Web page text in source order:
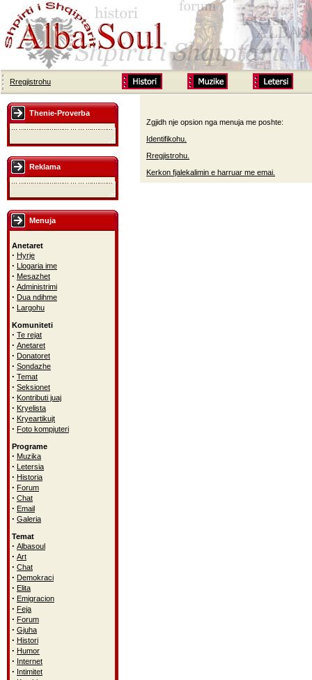
Rregjistrohu
Thenie-Proverba
Reklama
Menuja
Anetaret
· Hyrje
· Llogaria ime
· Mesazhet
· Administrimi
· Dua ndihme
· Largohu
Komuniteti
· Te rejat
· Anetaret
· Donatoret
· Sondazhe
· Temat
· Seksionet
· Kontributi juaj
· Kryelista
· Kryeartikujt
· Foto kompjuteri
Programe
· Muzika
· Letersia
· Historia
· Forum
· Chat
· Email
· Galeria
Temat
· Albasoul
· Art
· Chat
· Demokraci
· Elita
· Emigracion
· Feja
· Forum
· Gjuha
· Histori
· Humor
· Internet
· Intimitet
Zgjidh nje opsion nga menuja me poshte:
Identifikohu.
Rregjistrohu.
Kerkon fjalekalimin e harruar me emai.